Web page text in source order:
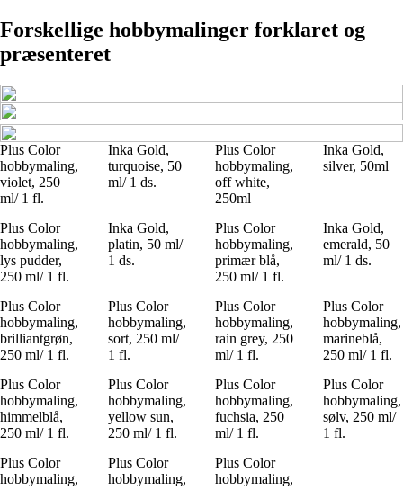
Forskellige hobbymalinger forklaret og
præsenteret
Plus Color
hobbymaling,
violet, 250
ml/ 1 fl.
Inka Gold,
turquoise, 50
ml/ 1 ds.
Plus Color
hobbymaling,
off white,
250ml
Inka Gold,
silver, 50ml
Plus Color
hobbymaling,
lys pudder,
250 ml/ 1 fl.
Inka Gold,
platin, 50 ml/
1 ds.
Plus Color
hobbymaling,
primær blå,
250 ml/ 1 fl.
Inka Gold,
emerald, 50
ml/ 1 ds.
Plus Color
hobbymaling,
brilliantgrøn,
250 ml/ 1 fl.
Plus Color
hobbymaling,
sort, 250 ml/
1 fl.
Plus Color
hobbymaling,
rain grey, 250
ml/ 1 fl.
Plus Color
hobbymaling,
marineblå,
250 ml/ 1 fl.
Plus Color
hobbymaling,
himmelblå,
250 ml/ 1 fl.
Plus Color
hobbymaling,
yellow sun,
250 ml/ 1 fl.
Plus Color
hobbymaling,
fuchsia, 250
ml/ 1 fl.
Plus Color
hobbymaling,
sølv, 250 ml/
1 fl.
Plus Color
hobbymaling,
Plus Color
hobbymaling,
Plus Color
hobbymaling,